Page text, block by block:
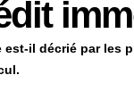
il décrié par les